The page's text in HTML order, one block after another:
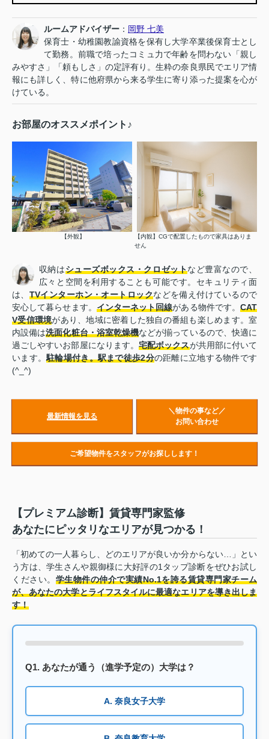
ルームアドバイザー ： 岡野 七美
保育士・幼稚園教諭資格を保有し大学卒業後保育士とし
て勤務。前職で培ったコミュ力で年齢を問わない「親し
みやすさ」「頼もしさ」の定評有り。生粋の奈良県民でエリア情
報にも詳しく、特に他府県から来る学生に寄り添った提案を心が
けている。
お部屋のオススメポイント♪
【外観】
【内観】CGで配置したもので家具はありま
せん
収納はシューズボックス・クロゼットなど豊富なので、
広々と空間を利用することも可能です。セキュリティ面
は、 TVインターホン・オートロックなどを備え付けているので
安心して暮らせます。 インターネット回線がある物件です。CAT
V受信環境があり、地域に密着した独自の番組も楽しめます。室
内設備は洗面化粧台・浴室乾燥機などが揃っているので、快適に
過ごしやすいお部屋になります。宅配ボックスが共用部に付いて
います。駐輪場付き。駅まで徒歩2分の距離に立地する物件です
(^_^)
最新情報を見る
＼物件の事など／
お問い合わせ
ご希望物件をスタッフがお探しします！
【プレミアム診断】賃貸専門家監修
あなたにピッタリなエリアが見つかる！
「初めての一人暮らし、どのエリアが良いか分からない…」とい
う方は、学生さんや親御様に大好評の1タップ診断をぜひお試し
ください。 学生物件の仲介で実績No.1を誇る賃貸専門家チーム
が、あなたの大学とライフスタイルに最適なエリアを導き出しま
す！
Q1. あなたが通う（進学予定の）大学は？
A. 奈良女子大学